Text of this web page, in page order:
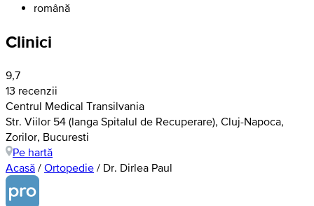
română
Clinici
9,7
13 recenzii
Centrul Medical Transilvania
Str. Viilor 54 (langa Spitalul de Recuperare), Cluj-Napoca,
Zorilor, Bucuresti
Pe hartă
Acasă / Ortopedie / Dr. Dirlea Paul